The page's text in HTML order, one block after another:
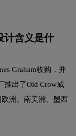
计含义是什
Graham收购，并
推出了Old Crow威
洲、南美洲、墨西